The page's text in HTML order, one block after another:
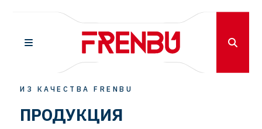
ИЗ КАЧЕСТВА FRENBU
ПРОДУКЦИЯ